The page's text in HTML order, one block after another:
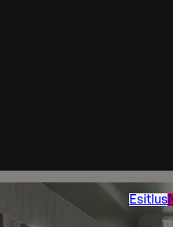
Esitlus